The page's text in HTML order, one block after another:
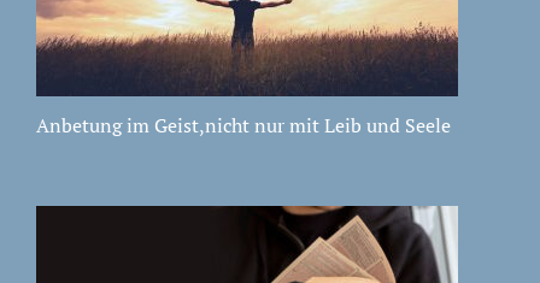
Anbetung im Geist,nicht nur mit Leib und Seele